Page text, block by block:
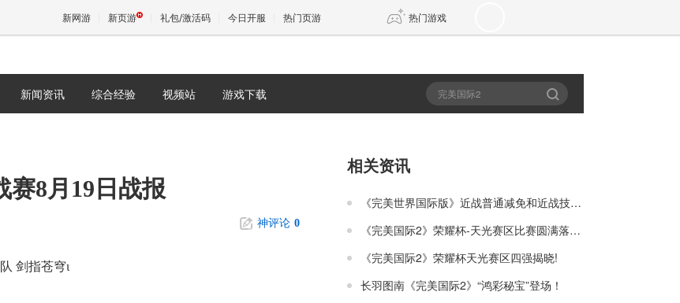
新网游 新页游 礼包/激活码 今日开服 热门页游 热门游戏
传奇4
新闻资讯 综合经验 视频站 游戏下载
赛8月19日战报
神评论 0
剑指苍穹ι
相关资讯
《完美世界国际版》近战普通减免和近战技能减免
《完美国际2》荣耀杯-天光赛区比赛圆满落幕！
《完美国际2》荣耀杯天光赛区四强揭晓!
长羽图南《完美国际2》“鸿彩秘宝”登场！